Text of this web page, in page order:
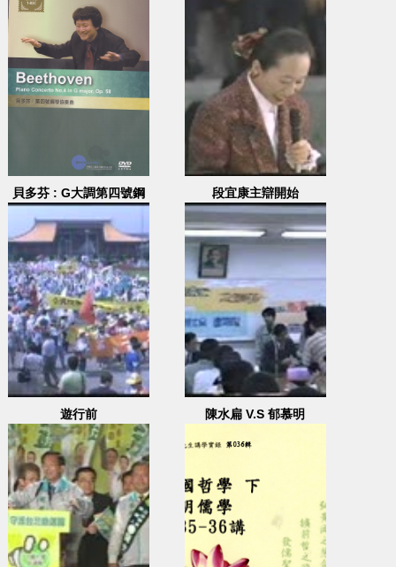
貝多芬 : G大調第四號鋼
琴協奏曲, 作品
58=Beethoven : piano
concerto No.4 in G
major, Op. 58
段宜康主辯開始
遊行前 陳水扁 V.S 郁慕明